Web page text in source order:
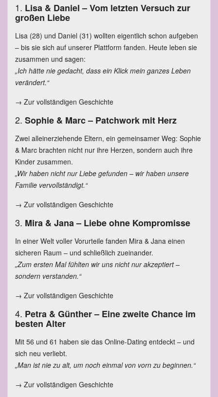
1. Lisa & Daniel – Vom letzten Versuch zur
großen Liebe
Lisa (28) und Daniel (31) wollten eigentlich schon aufgeben
– bis sie sich auf unserer Plattform fanden. Heute leben sie
zusammen und sagen:
„Ich hätte nie gedacht, dass ein Klick mein ganzes Leben
verändert.“
→ Zur vollständigen Geschichte
2. Sophie & Marc – Patchwork mit Herz
Zwei alleinerziehende Eltern, ein gemeinsamer Weg: Sophie
& Marc brachten nicht nur ihre Herzen, sondern auch ihre
Kinder zusammen.
„Wir haben nicht nur Liebe gefunden – wir haben unsere
Familie vervollständigt.“
→ Zur vollständigen Geschichte
3. Mira & Jana – Liebe ohne Kompromisse
In einer Welt voller Vorurteile fanden Mira & Jana einen
sicheren Raum – und schließlich zueinander.
„Zum ersten Mal fühlten wir uns nicht nur akzeptiert –
sondern verstanden.“
→ Zur vollständigen Geschichte
4. Petra & Günther – Eine zweite Chance im
besten Alter
Mit 56 und 61 haben sie das Online-Dating entdeckt – und
sich neu verliebt.
„Man ist nie zu alt, um noch einmal von vorn zu beginnen.“
→ Zur vollständigen Geschichte